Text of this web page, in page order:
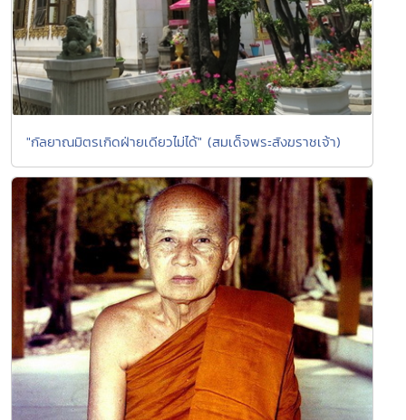
"กัลยาณมิตรเกิดฝ่ายเดียวไม่ได้" (สมเด็จพระสังฆราชเจ้า)